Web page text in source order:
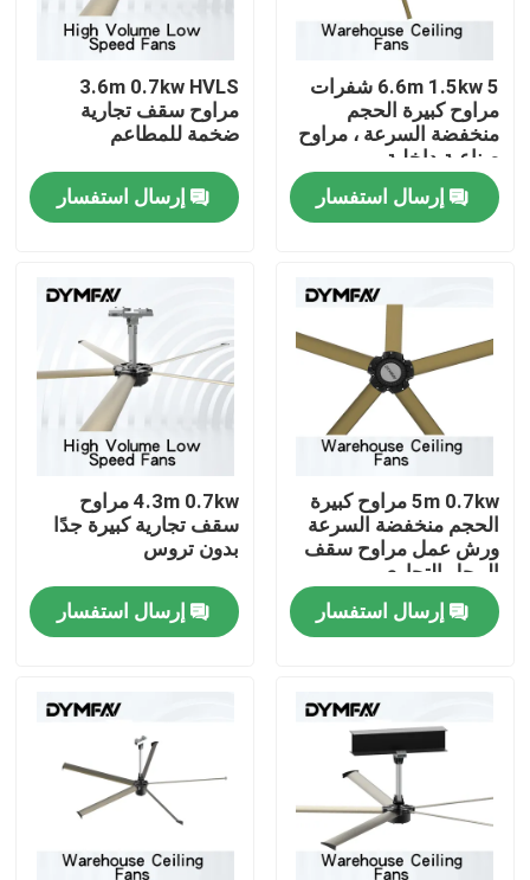
مسكن
معلومات عنا
جولة في المعمل
مراقبة الجودة
اتصل بنا
اطلب اقتباس
مراوح HVLS الصناعية
مراوح HVLS التجارية
6.6m 1.5kw 5 شفرات
مراوح كبيرة الحجم
منخفضة السرعة ، مراوح
صناعية داخلية
إرسال استفسار
3.6m 0.7kw HVLS
مراوح سقف تجارية
ضخمة للمطاعم
إرسال استفسار
5m 0.7kw مراوح كبيرة
الحجم منخفضة السرعة
ورش عمل مراوح سقف
المحل التجاري
إرسال استفسار
4.3m 0.7kw مراوح
سقف تجارية كبيرة جدًا
بدون تروس
إرسال استفسار